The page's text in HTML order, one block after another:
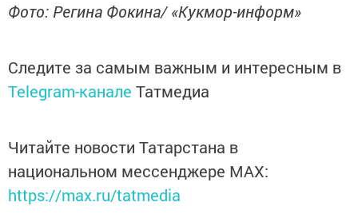
Фото: Регина Фокина/ «Кукмор-информ»
Следите за самым важным и интересным в
Telegram-канале Татмедиа
Читайте новости Татарстана в
национальном мессенджере MАХ:
https://max.ru/tatmedia